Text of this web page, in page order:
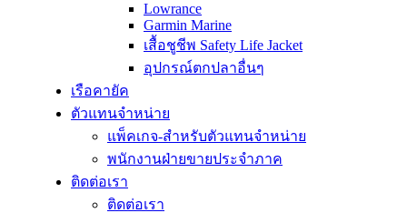
Lowrance
Garmin Marine
เสื้อชูชีพ Safety Life Jacket
อุปกรณ์ตกปลาอื่นๆ
เรือคายัค
ตัวแทนจำหน่าย
แพ็คเกจ-สำหรับตัวแทนจำหน่าย
พนักงานฝ่ายขายประจำภาค
ติดต่อเรา
ติดต่อเรา